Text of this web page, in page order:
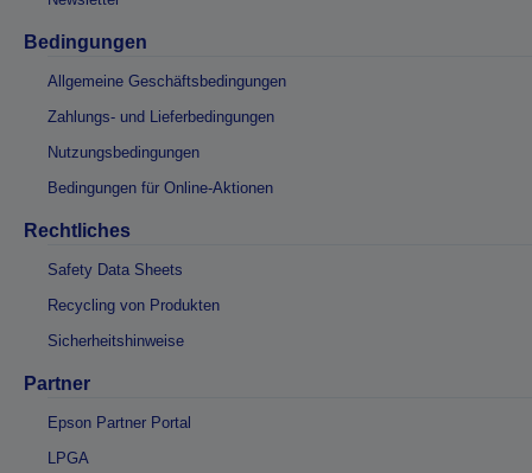
Bedingungen
Allgemeine Geschäftsbedingungen
Zahlungs- und Lieferbedingungen
Nutzungsbedingungen
Bedingungen für Online-Aktionen
Rechtliches
Safety Data Sheets
Recycling von Produkten
Sicherheitshinweise
Partner
Epson Partner Portal
LPGA